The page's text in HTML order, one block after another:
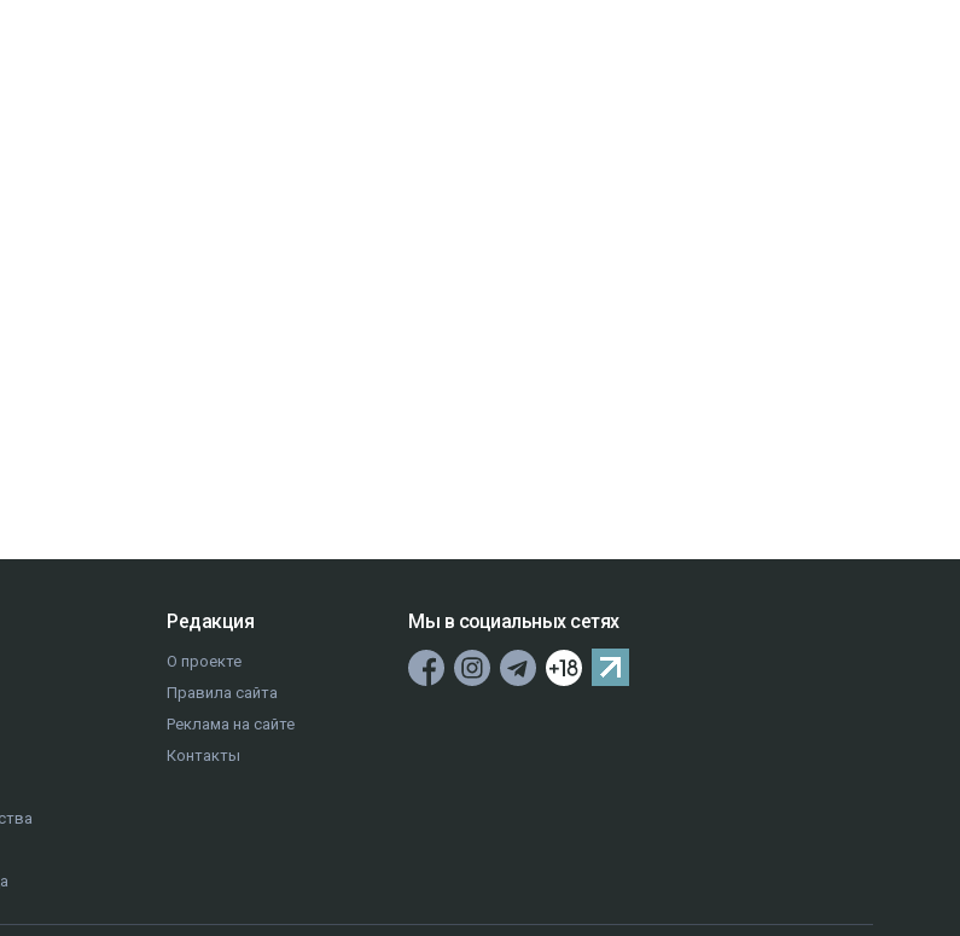
Редакция
О проекте
Правила сайта
Реклама на сайте
Контакты
Мы в социальных сетях